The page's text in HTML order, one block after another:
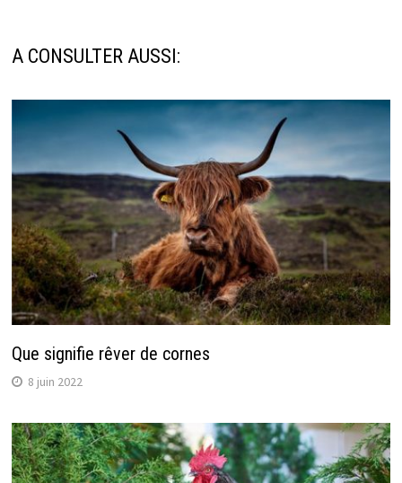
A CONSULTER AUSSI:
Que signifie rêver de cornes
8 juin 2022